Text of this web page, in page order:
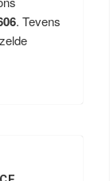
. Tevens